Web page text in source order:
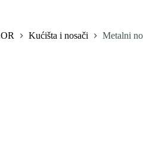
Kućišta i nosači Metalni